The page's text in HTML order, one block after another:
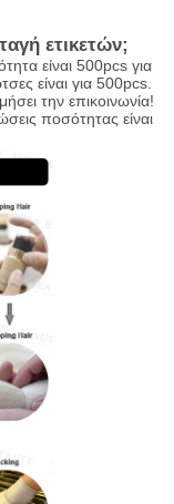
ετικετών;
είναι 500pcs για
είναι για 500pcs.
την επικοινωνία!
ποσότητας είναι